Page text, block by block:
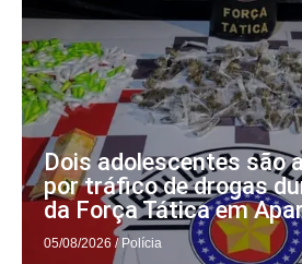
Dois adolescentes são
por tráfico de drogas
da Força Tática em
05/08/2026 / Polícia